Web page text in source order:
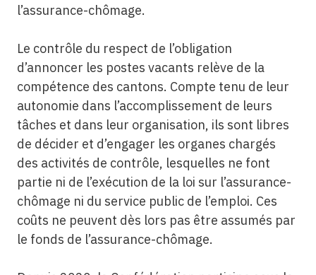
l’assurance-chômage.
Le contrôle du respect de l’obligation
d’annoncer les postes vacants relève de la
compétence des cantons. Compte tenu de leur
autonomie dans l’accomplissement de leurs
tâches et dans leur organisation, ils sont libres
de décider et d’engager les organes chargés
des activités de contrôle, lesquelles ne font
partie ni de l’exécution de la loi sur l’assurance-
chômage ni du service public de l’emploi. Ces
coûts ne peuvent dès lors pas être assumés par
le fonds de l’assurance-chômage.